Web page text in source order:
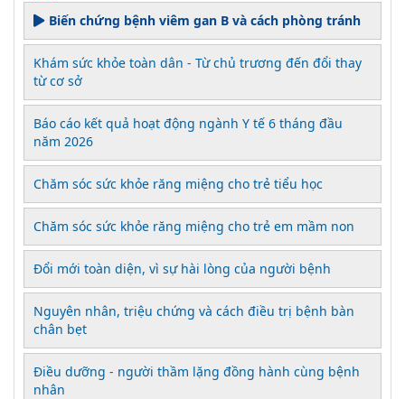
Biến chứng bệnh viêm gan B và cách phòng tránh
Khám sức khỏe toàn dân - Từ chủ trương đến đổi thay
từ cơ sở
Báo cáo kết quả hoạt động ngành Y tế 6 tháng đầu
năm 2026
Chăm sóc sức khỏe răng miệng cho trẻ tiểu học
Chăm sóc sức khỏe răng miệng cho trẻ em mầm non
Đổi mới toàn diện, vì sự hài lòng của người bệnh
Nguyên nhân, triệu chứng và cách điều trị bệnh bàn
chân bẹt
Điều dưỡng - người thầm lặng đồng hành cùng bệnh
nhân